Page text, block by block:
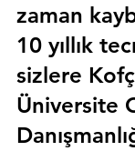
zaman
10 yıllık
sizlere
Üniversite